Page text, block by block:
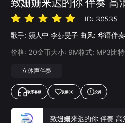
致姗姗来迟的你 伴奏 高
ID: 30535
歌手: 颜人中 李莎旻子 曲风: 华语伴奏
价格: 20金币大小: 9M格式: MP3比
立体声伴奏
联系客服 收藏(3) 投诉
致姗姗来迟的你 伴奏 高